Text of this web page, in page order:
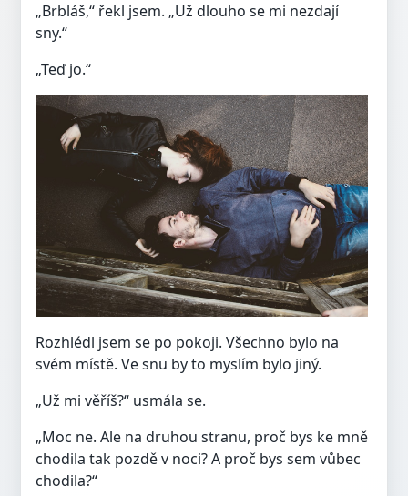
„Brbláš,“ řekl jsem. „Už dlouho se mi nezdají
sny.“
„Teď jo.“
Rozhlédl jsem se po pokoji. Všechno bylo na
svém místě. Ve snu by to myslím bylo jiný.
„Už mi věříš?“ usmála se.
„Moc ne. Ale na druhou stranu, proč bys ke mně
chodila tak pozdě v noci? A proč bys sem vůbec
chodila?“